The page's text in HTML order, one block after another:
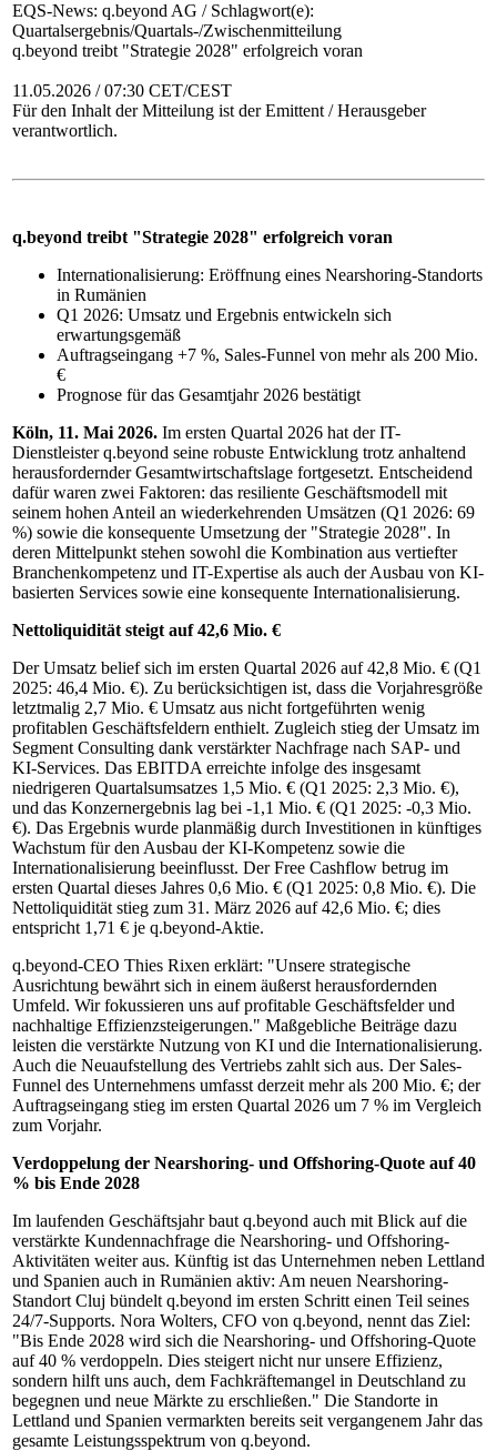
EQS-News: q.beyond AG / Schlagwort(e):
Quartalsergebnis/Quartals-/Zwischenmitteilung
q.beyond treibt "Strategie 2028" erfolgreich voran
11.05.2026 / 07:30 CET/CEST
Für den Inhalt der Mitteilung ist der Emittent / Herausgeber
verantwortlich.
q.beyond treibt "Strategie 2028" erfolgreich voran
Internationalisierung: Eröffnung eines Nearshoring-Standorts
in Rumänien
Q1 2026: Umsatz und Ergebnis entwickeln sich
erwartungsgemäß
Auftragseingang +7 %, Sales-Funnel von mehr als 200 Mio.
€
Prognose für das Gesamtjahr 2026 bestätigt
Köln, 11. Mai 2026. Im ersten Quartal 2026 hat der IT-
Dienstleister q.beyond seine robuste Entwicklung trotz anhaltend
herausfordernder Gesamtwirtschaftslage fortgesetzt. Entscheidend
dafür waren zwei Faktoren: das resiliente Geschäftsmodell mit
seinem hohen Anteil an wiederkehrenden Umsätzen (Q1 2026: 69
%) sowie die konsequente Umsetzung der "Strategie 2028". In
deren Mittelpunkt stehen sowohl die Kombination aus vertiefter
Branchenkompetenz und IT-Expertise als auch der Ausbau von KI-
basierten Services sowie eine konsequente Internationalisierung.
Nettoliquidität steigt auf 42,6 Mio. €
Der Umsatz belief sich im ersten Quartal 2026 auf 42,8 Mio. € (Q1
2025: 46,4 Mio. €). Zu berücksichtigen ist, dass die Vorjahresgröße
letztmalig 2,7 Mio. € Umsatz aus nicht fortgeführten wenig
profitablen Geschäftsfeldern enthielt. Zugleich stieg der Umsatz im
Segment Consulting dank verstärkter Nachfrage nach SAP- und
KI-Services. Das EBITDA erreichte infolge des insgesamt
niedrigeren Quartalsumsatzes 1,5 Mio. € (Q1 2025: 2,3 Mio. €),
und das Konzernergebnis lag bei -1,1 Mio. € (Q1 2025: -0,3 Mio.
€). Das Ergebnis wurde planmäßig durch Investitionen in künftiges
Wachstum für den Ausbau der KI-Kompetenz sowie die
Internationalisierung beeinflusst. Der Free Cashflow betrug im
ersten Quartal dieses Jahres 0,6 Mio. € (Q1 2025: 0,8 Mio. €). Die
Nettoliquidität stieg zum 31. März 2026 auf 42,6 Mio. €; dies
entspricht 1,71 € je q.beyond-Aktie.
q.beyond-CEO Thies Rixen erklärt: "Unsere strategische
Ausrichtung bewährt sich in einem äußerst herausfordernden
Umfeld. Wir fokussieren uns auf profitable Geschäftsfelder und
nachhaltige Effizienzsteigerungen." Maßgebliche Beiträge dazu
leisten die verstärkte Nutzung von KI und die Internationalisierung.
Auch die Neuaufstellung des Vertriebs zahlt sich aus. Der Sales-
Funnel des Unternehmens umfasst derzeit mehr als 200 Mio. €; der
Auftragseingang stieg im ersten Quartal 2026 um 7 % im Vergleich
zum Vorjahr.
Verdoppelung der Nearshoring- und Offshoring-Quote auf 40
% bis Ende 2028
Im laufenden Geschäftsjahr baut q.beyond auch mit Blick auf die
verstärkte Kundennachfrage die Nearshoring- und Offshoring-
Aktivitäten weiter aus. Künftig ist das Unternehmen neben Lettland
und Spanien auch in Rumänien aktiv: Am neuen Nearshoring-
Standort Cluj bündelt q.beyond im ersten Schritt einen Teil seines
24/7-Supports. Nora Wolters, CFO von q.beyond, nennt das Ziel:
"Bis Ende 2028 wird sich die Nearshoring- und Offshoring-Quote
auf 40 % verdoppeln. Dies steigert nicht nur unsere Effizienz,
sondern hilft uns auch, dem Fachkräftemangel in Deutschland zu
begegnen und neue Märkte zu erschließen." Die Standorte in
Lettland und Spanien vermarkten bereits seit vergangenem Jahr das
gesamte Leistungsspektrum von q.beyond.